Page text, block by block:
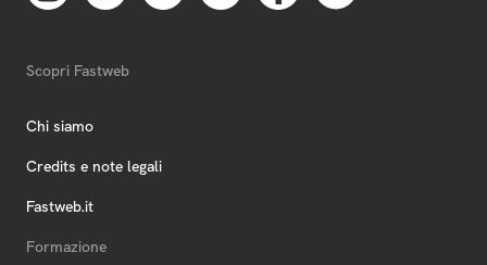
Scopri Fastweb
Chi siamo
Credits e note legali
Fastweb.it
Formazione